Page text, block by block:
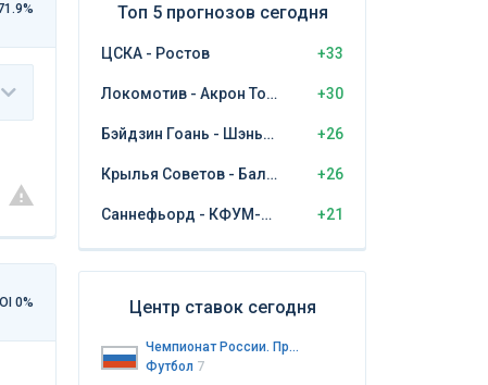
0%
Топ 5 прогнозов сегодня
ЦСКА - Ростов +33
Локомотив - Акрон Тольятти +30
Бэйдзин Гоань - Шэньчжэнь Пэн Сити +26
Крылья Советов - Балтика Калининград +26
Саннефьорд - КФУМ-Камератене +21
Центр ставок сегодня
Чемпионат России. Премьер-лига
Футбол 7